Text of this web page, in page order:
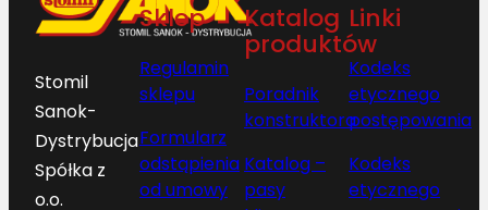
Stomil
Sanok-
Dystrybucja
Spółka z
o.o.
Sklep
Regulamin
sklepu
Formularz
odstąpienia
od umowy
Katalog
produktów
Poradnik
konstruktora
Katalog –
pasy
Linki
Kodeks
etycznego
postępowania
Kodeks
etycznego